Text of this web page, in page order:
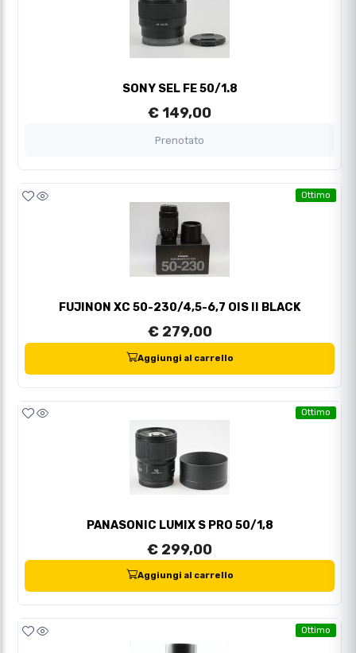
SONY SEL FE 50/1.8
€ 149,00
Prenotato
Ottimo
FUJINON XC 50-230/4,5-6,7 OIS II BLACK
€ 279,00
Aggiungi al carrello
Ottimo
PANASONIC LUMIX S PRO 50/1,8
€ 299,00
Aggiungi al carrello
Ottimo